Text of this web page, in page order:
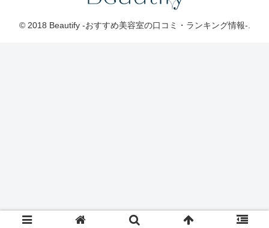
© 2018 Beautify -おすすめ美容室の口コミ・ランキング情報-.